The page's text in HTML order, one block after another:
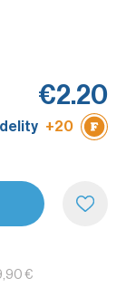
basta
acqua fredda
€2.20
+20
€